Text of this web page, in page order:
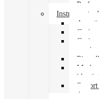
Instrumente
Carioca
mecanice
Pix
scris